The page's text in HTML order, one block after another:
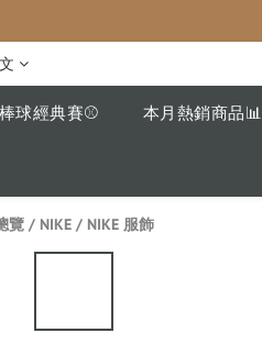
球經典賽⚾️ 本月熱銷商品📊
覽 / NIKE / NIKE 服飾